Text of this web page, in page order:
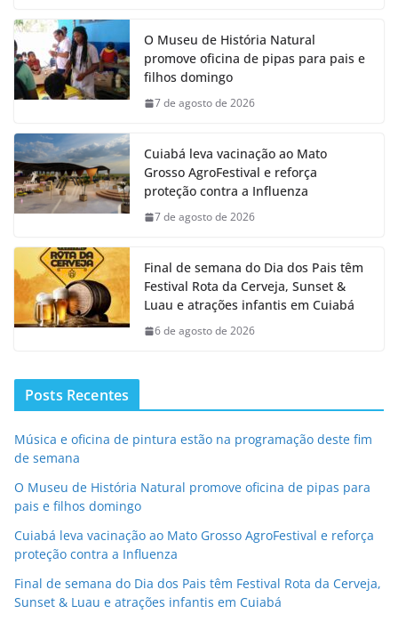
O Museu de História Natural
promove oficina de pipas para pais e
filhos domingo
7 de agosto de 2026
Cuiabá leva vacinação ao Mato
Grosso AgroFestival e reforça
proteção contra a Influenza
7 de agosto de 2026
Final de semana do Dia dos Pais têm
Festival Rota da Cerveja, Sunset &
Luau e atrações infantis em Cuiabá
6 de agosto de 2026
Posts Recentes
Música e oficina de pintura estão na programação deste fim
de semana
O Museu de História Natural promove oficina de pipas para
pais e filhos domingo
Cuiabá leva vacinação ao Mato Grosso AgroFestival e reforça
proteção contra a Influenza
Final de semana do Dia dos Pais têm Festival Rota da Cerveja,
Sunset & Luau e atrações infantis em Cuiabá